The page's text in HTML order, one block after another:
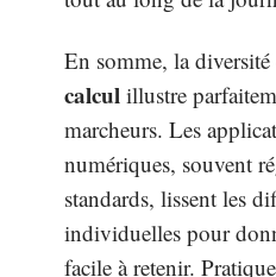
En somme, la diversité
calcul illustre
marcheurs. Les
numériques, souvent
standards, lissent les
individuelles pour
facile à retenir.